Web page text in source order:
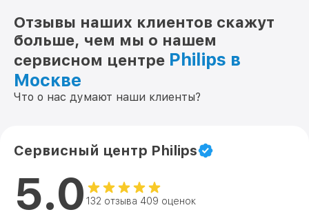
Отзывы наших клиентов скажут
больше, чем мы о нашем
сервисном центре Philips в
Москве
Что о нас думают наши клиенты?
Сервисный центр Philips
5.0 132 отзыва 409 оценок